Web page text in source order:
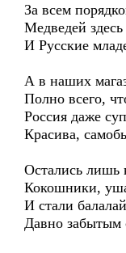
За всем
Медведей
И Русские
А в наших
Полно всего,
Россия даже
Красива,
Остались лишь
Кокошники,
И стали
Давно забытым